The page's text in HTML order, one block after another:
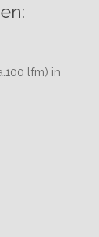
lfm) in